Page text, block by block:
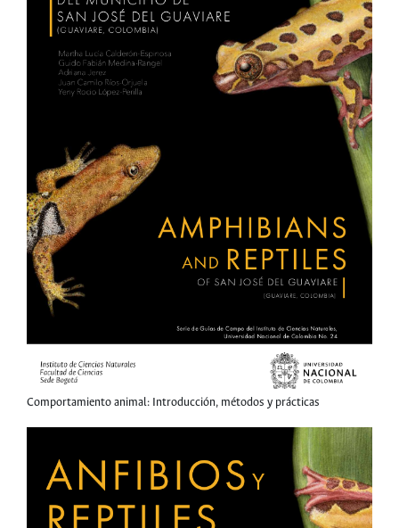
Comportamiento animal: Introducción, métodos y prácticas